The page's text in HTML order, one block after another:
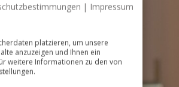
| Impressum
platzieren, um unsere
anzuzeigen und Ihnen ein
weitere Informationen zu den von